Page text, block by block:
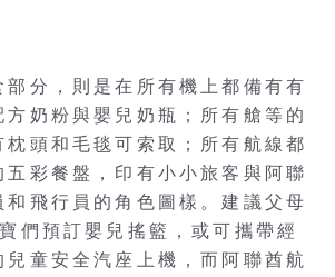
部分，則是在所有機上都備有有
方奶粉與嬰兒奶瓶；所有艙等的
枕頭和毛毯可索取；所有航線都
五彩餐盤，印有小小旅客與阿聯
和飛行員的角色圖樣。建議父母
們預訂嬰兒搖籃，或可攜帶經
兒童安全汽座上機，而阿聯酋航